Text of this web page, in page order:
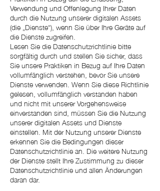
Verwendung und Offenlegung Ihrer Daten
durch die Nutzung unserer digitalen Assets
(die „Dienste“), wenn Sie über Ihre Geräte auf
die Dienste zugreifen.
Lesen Sie die Datenschutzrichtlinie bitte
sorgfältig durch und stellen Sie sicher, dass
Sie unsere Praktiken in Bezug auf Ihre Daten
vollumfänglich verstehen, bevor Sie unsere
Dienste verwenden. Wenn Sie diese Richtlinie
gelesen, vollumfänglich verstanden haben
und nicht mit unserer Vorgehensweise
einverstanden sind, müssen Sie die Nutzung
unserer digitalen Assets und Dienste
einstellen. Mit der Nutzung unserer Dienste
erkennen Sie die Bedingungen dieser
Datenschutzrichtlinie an. Die weitere Nutzung
der Dienste stellt Ihre Zustimmung zu dieser
Datenschutzrichtlinie und allen Änderungen
daran dar.